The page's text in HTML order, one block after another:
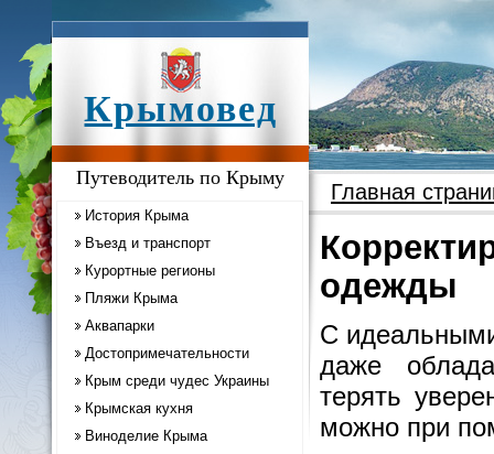
Крымовед
Путеводитель по Крыму
История Крыма
Въезд и транспорт
Курортные регионы
Пляжи Крыма
Аквапарки
Достопримечательности
Крым среди чудес Украины
Крымская кухня
Виноделие Крыма
Главная
одежды
С
даже
терять
можно при